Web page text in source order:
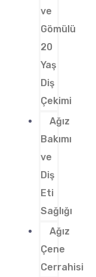
ve
Gömülü
20
Yaş
Diş
Çekimi
Ağız
Bakımı
ve
Diş
Eti
Sağlığı
Ağız
Çene
Cerrahisi